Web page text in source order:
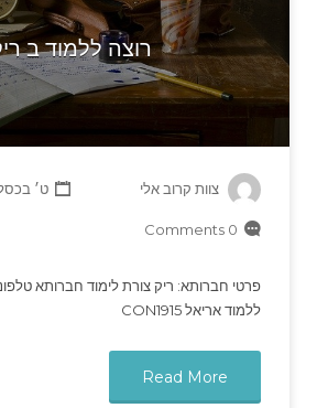
רוצה ללמוד ב
צוות קרוב אלי ט׳
0 Comments
פרטי חברותא: ריק צורת לימוד חברותא
ללמוד אריאל CON1915
Read More